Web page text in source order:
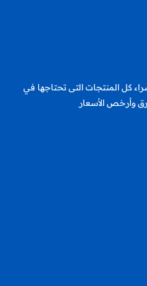
كل المنتجات التى تحتاجها في
وأرخص الأسعار